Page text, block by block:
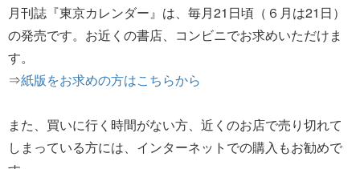
月刊誌『東京カレンダー』は、毎月21日頃（６月は21日）
の発売です。お近くの書店、コンビニでお求めいただけま
す。
⇒紙版をお求めの方はこちらから
また、買いに行く時間がない方、近くのお店で売り切れて
しまっている方には、インターネットでの購入もお勧めで